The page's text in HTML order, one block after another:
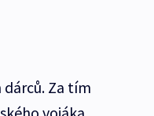
Za tím